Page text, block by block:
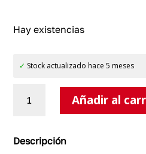
Hay existencias
✓ Stock actualizado hace 5 meses
1
Añadir al
Descripción